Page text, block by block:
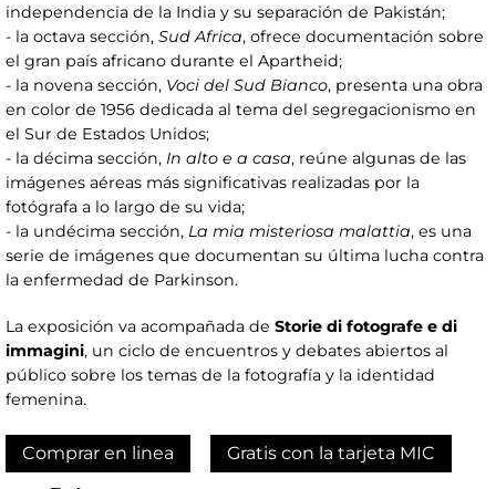
independencia de la India y su separación de Pakistán;
- la octava sección, Sud Africa, ofrece documentación sobre
el gran país africano durante el Apartheid;
- la novena sección, Voci del Sud Bianco, presenta una obra
en color de 1956 dedicada al tema del segregacionismo en
el Sur de Estados Unidos;
- la décima sección, In alto e a casa, reúne algunas de las
imágenes aéreas más significativas realizadas por la
fotógrafa a lo largo de su vida;
- la undécima sección, La mia misteriosa malattia, es una
serie de imágenes que documentan su última lucha contra
la enfermedad de Parkinson.
La exposición va acompañada de Storie di fotografe e di
immagini, un ciclo de encuentros y debates abiertos al
público sobre los temas de la fotografía y la identidad
femenina.
Comprar en linea Gratis con la tarjeta MIC